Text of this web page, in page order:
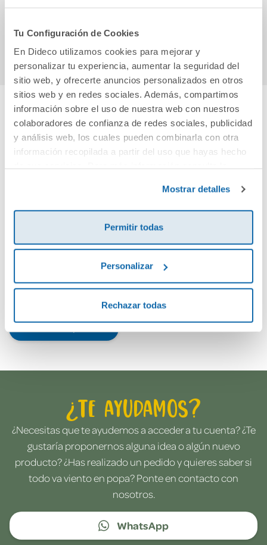
Tu Configuración de Cookies
En Dideco utilizamos cookies para mejorar y
personalizar tu experiencia, aumentar la seguridad del
sitio web, y ofrecerte anuncios personalizados en otros
sitios web y en redes sociales. Además, compartimos
información sobre el uso de nuestra web con nuestros
colaboradores de confianza de redes sociales, publicidad
y análisis web, los cuales pueden combinarla con otra
información recopilada a partir del uso que hayas hecho
Mostrar detalles
Permitir todas
Personalizar
Rechazar todas
Comprar
Cuéntanos tu opinión
¡Sé el primero en valorar este producto!
Envía tu opinión
¿Te ayudamos?
¿Necesitas que te ayudemos a acceder a tu cuenta? ¿Te
gustaría proponernos alguna idea o algún nuevo
producto? ¿Has realizado un pedido y quieres saber si
todo va viento en popa? Ponte en contacto con
nosotros.
WhatsApp